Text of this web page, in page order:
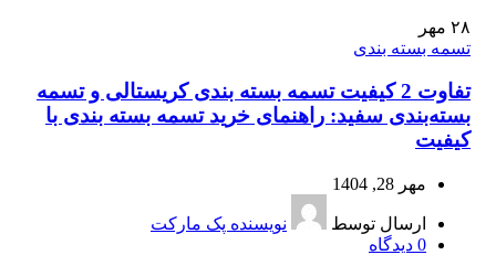
۲۸ مهر
تسمه بسته بندی
تفاوت 2 کیفیت تسمه بسته‌ بندی کریستالی و تسمه
بسته‌بندی سفید: راهنمای خرید تسمه بسته بندی با
کیفیت
مهر 28, 1404
ارسال توسط
نویسنده پک مارکت
0 دیدگاه